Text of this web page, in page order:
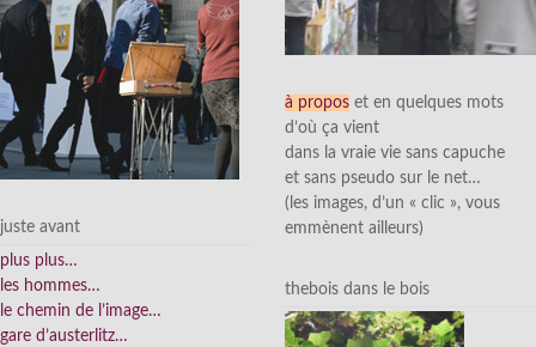
juste avant
plus plus…
les hommes…
le chemin de l’image…
gare d’austerlitz…
à propos et en quelques mots
d’où ça vient
dans la vraie vie sans capuche
et sans pseudo sur le net…
(les images, d’un « clic », vous
emmènent ailleurs)
thebois dans le bois